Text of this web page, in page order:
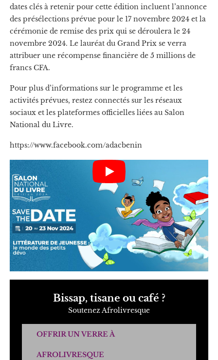
dates clés à retenir pour cette édition incluent l’annonce
des présélections prévue pour le 17 novembre 2024 et la
cérémonie de remise des prix qui se déroulera le 24
novembre 2024. Le lauréat du Grand Prix se verra
attribuer une récompense financière de 5 millions de
francs CFA.
Pour plus d’informations sur le programme et les
activités prévues, restez connectés sur les réseaux
sociaux et les plateformes officielles liées au Salon
National du Livre.
https://www.facebook.com/adacbenin
Bissap, tisane ou café ?
Soutenez Afrolivresque
OFFRIR UN VERRE À
AFROLIVRESQUE